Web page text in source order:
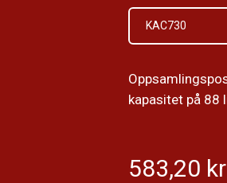
KAC730
kapasitet på 88
583,20 kr